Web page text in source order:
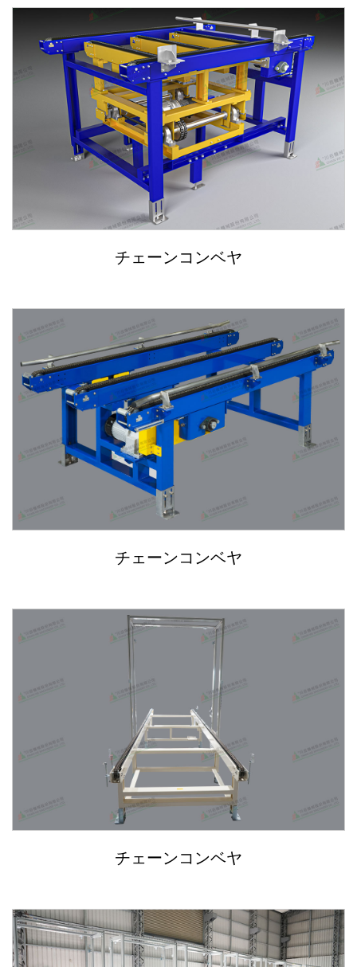
チェーンコンベヤ
チェーンコンベヤ
チェーンコンベヤ
ビデオゾーン
お問い合わせ
ログイン 新規登録
繁體中文 English
日本語 简体中文